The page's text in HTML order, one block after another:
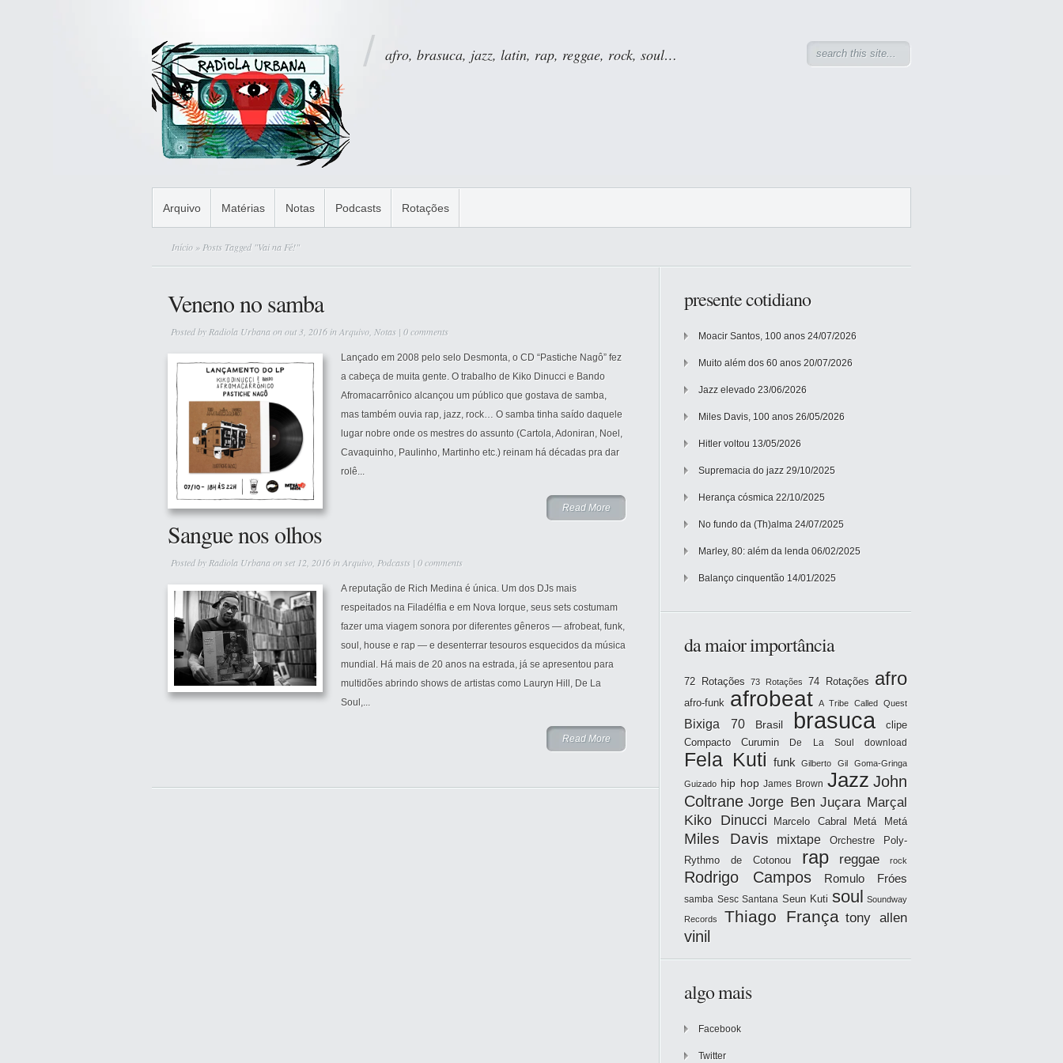
afro, brasuca, jazz, latin, rap, reggae, rock, soul…
Arquivo Matérias Notas Podcasts Rotações
Início » Posts Tagged "Vai na Fé!"
Veneno no samba
Posted by Radiola Urbanaon out 3, 2016 inArquivo Notas | 0 comments
Lançado em 2008 pelo selo Desmonta, o CD “Pastiche Nagô” fez
a cabeça de muita gente. O trabalho de Kiko Dinucci e Bando
Afromacarrônico alcançou um público que gostava de samba,
mas também ouvia rap, jazz, rock… O samba tinha saído daquele
lugar nobre onde os mestres do assunto (Cartola, Adoniran, Noel,
Cavaquinho, Paulinho, Martinho etc.) reinam há décadas pra dar
rolê...
Read More
Sangue nos olhos
Posted by Radiola Urbanaon set 12, 2016 inArquivo Podcasts | 0 comments
A reputação de Rich Medina é única. Um dos DJs mais
respeitados na Filadélfia e em Nova Iorque, seus sets costumam
fazer uma viagem sonora por diferentes gêneros — afrobeat, funk,
soul, house e rap — e desenterrar tesouros esquecidos da música
mundial. Há mais de 20 anos na estrada, já se apresentou para
multidões abrindo shows de artistas como Lauryn Hill, De La
Soul,...
Read More
presente cotidiano
Moacir Santos, 100 anos 24/07/2026
Muito além dos 60 anos 20/07/2026
Jazz elevado 23/06/2026
Miles Davis, 100 anos 26/05/2026
Hitler voltou 13/05/2026
Supremacia do jazz 29/10/2025
Herança cósmica 22/10/2025
No fundo da (Th)alma 24/07/2025
Marley, 80: além da lenda 06/02/2025
Balanço cinquentão 14/01/2025
da maior importância
72 Rotações 73 Rotações 74 Rotações afro
afro-funk afrobeat A Tribe Called Quest
Bixiga 70 Brasil brasuca
clipe
Compacto
Curumin De La Soul download
Fela Kuti funk Gilberto Gil Goma-Gringa
Guizado hip hop James Brown Jazz John
Coltrane Jorge Ben Juçara Marçal
Kiko Dinucci Marcelo Cabral Metá Metá
Miles Davis mixtape
Orchestre Poly-
Rythmo de Cotonou
rap reggae rock
Rodrigo Campos Romulo Fróes
samba Sesc Santana Seun Kuti soul Soundway
Records Thiago França tony allen
vinil
algo mais
Facebook
Twitter